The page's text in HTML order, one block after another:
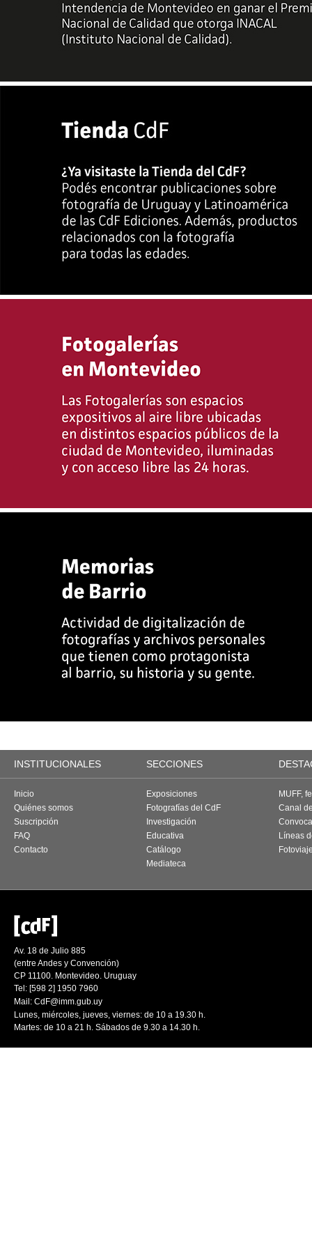
INSTITUCIONALES SECCIONES
Inicio
Quiénes somos
Suscripción
FAQ
Contacto
Exposiciones
Fotografías del CdF
Investigación
Educativa
Catálogo
Mediateca
MUFF,
Canal
Líneas
Av. 18 de Julio 885
(entre Andes y Convención)
CP 11100. Montevideo. Uruguay
Tel: [598 2] 1950 7960
Mail: CdF@imm.gub.uy
Lunes, miércoles, jueves, viernes: de 10 a 19.30 h.
Martes: de 10 a 21 h. Sábados de 9.30 a 14.30 h.